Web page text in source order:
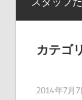
カテゴ
2014年7月7